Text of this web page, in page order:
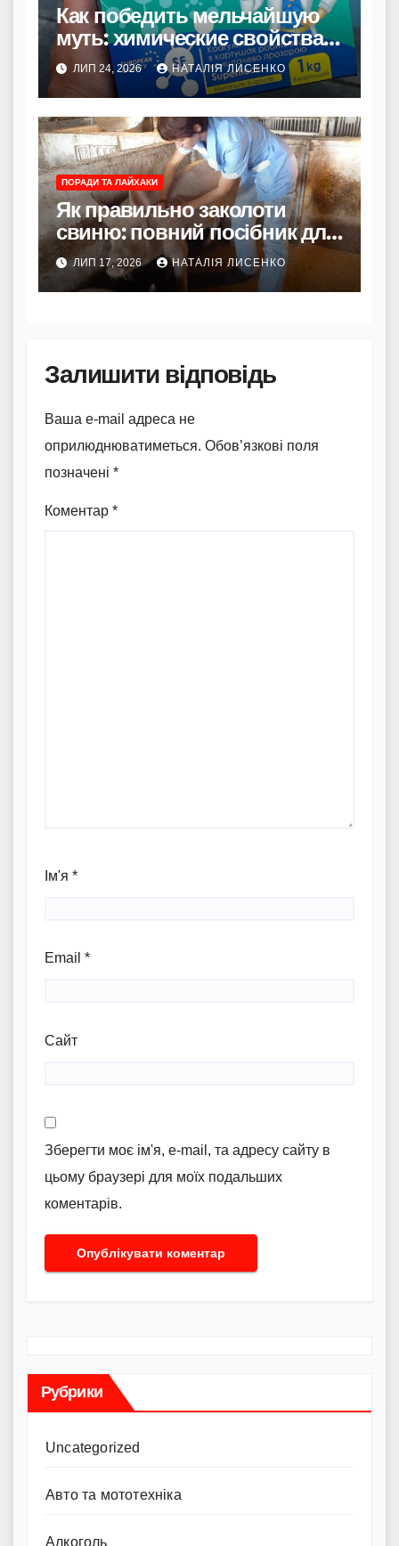
Как победить мельчайшую
муть: химические свойства и
принцип действия
коагулянтов
ЛИП 24, 2026 НАТАЛІЯ ЛИСЕНКО
ПОРАДИ ТА ЛАЙХАКИ
Як правильно заколоти
свиню: повний посібник для
початківців та досвідчених
господарів
ЛИП 17, 2026 НАТАЛІЯ ЛИСЕНКО
Залишити відповідь
Ваша e-mail адреса не
оприлюднюватиметься. Обов’язкові поля
позначені *
Коментар *
Ім'я *
Email *
Сайт
Зберегти моє ім'я, e-mail, та адресу сайту в
цьому браузері для моїх подальших
коментарів.
Рубрики
Uncategorized
Авто та мототехніка
Алкоголь